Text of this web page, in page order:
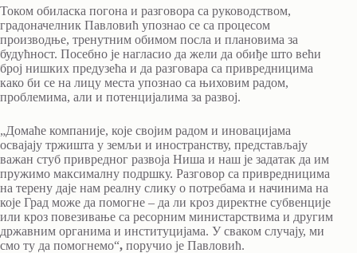
Током обиласка погона и разговора са руководством,
градоначелник Павловић упознао се са процесом
производње, тренутним обимом посла и плановима за
будућност. Посебно је нагласио да жели да обиђе што већи
број нишких предузећа и да разговара са привредницима
како би се на лицу места упознао са њиховим радом,
проблемима, али и потенцијалима за развој.
„Домаће компаније, које својим радом и иновацијама
освајају тржишта у земљи и иностранству, представљају
важан стуб привредног развоја Ниша и наш је задатак да им
пружимо максималну подршку. Разговор са привредницима
на терену даје нам реалну слику о потребама и начинима на
које Град може да помогне – да ли кроз директне субвенције
или кроз повезивање са ресорним министарствима и другим
државним органима и институцијама. У сваком случају, ми
смо ту да помогнемо“, поручио је Павловић.